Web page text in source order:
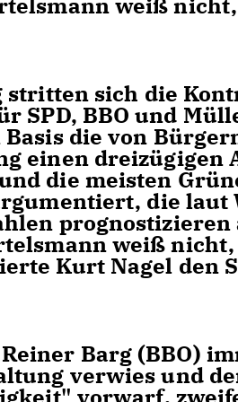
stritten sich die
SPD, BBO und
die von
einen dreizügigen
und die meisten
die
weiß
Kurt Nagel den
Barg (BBO)
verwies und